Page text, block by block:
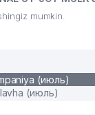
mumkin.
(июль)
(июль)